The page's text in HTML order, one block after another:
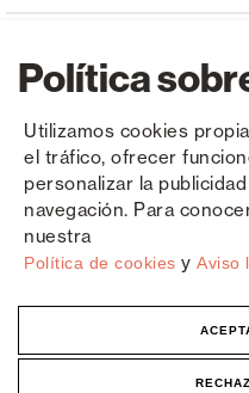
Política
Utilizamos cookies
el tráfico, ofrecer
personalizar la
navegación. Para
nuestra
Política de cookies y Aviso
Copyright © Saxun 2023 - 2026